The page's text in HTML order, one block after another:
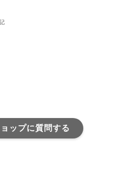
ップに質問する